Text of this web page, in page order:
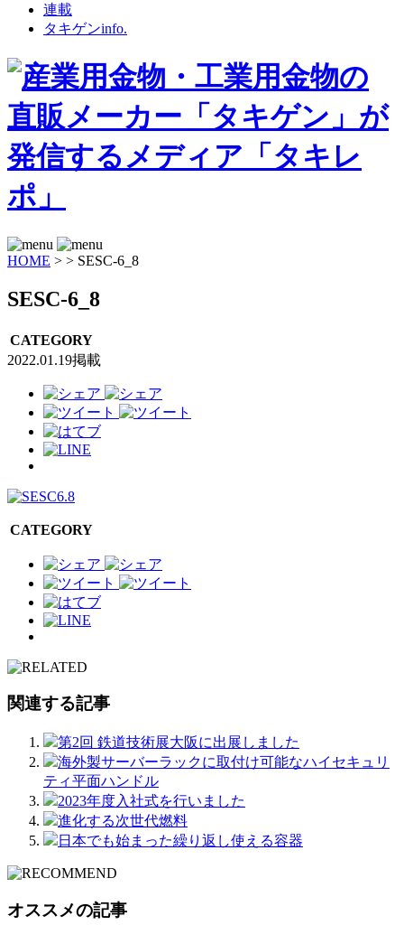
連載
タキゲンinfo.
HOME > > SESC-6_8
SESC-6_8
CATEGORY
2022.01.19掲載
CATEGORY
関連する記事
第2回 鉄道技術展大阪に出展しました
海外製サーバーラックに取付け可能なハイセキュリ
ティ平面ハンドル
2023年度入社式を行いました
進化する次世代燃料
日本でも始まった繰り返し使える容器
オススメの記事